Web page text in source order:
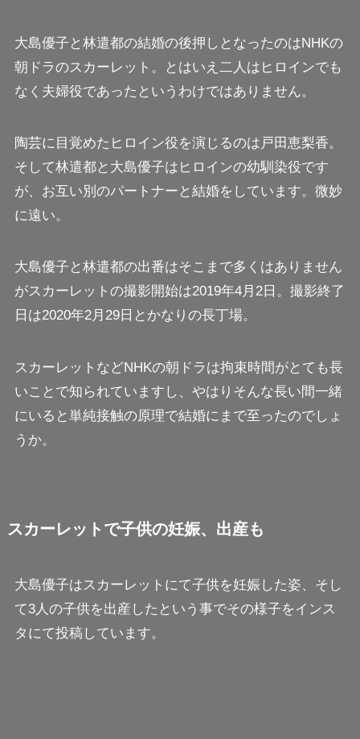
大島優子と林遣都の結婚の後押しとなったのはNHKの
朝ドラのスカーレット。とはいえ二人はヒロインでも
なく夫婦役であったというわけではありません。
陶芸に目覚めたヒロイン役を演じるのは戸田恵梨香。
そして林遣都と大島優子はヒロインの幼馴染役です
が、お互い別のパートナーと結婚をしています。微妙
に遠い。
大島優子と林遣都の出番はそこまで多くはありません
がスカーレットの撮影開始は2019年4月2日。撮影終了
日は2020年2月29日とかなりの長丁場。
スカーレットなどNHKの朝ドラは拘束時間がとても長
いことで知られていますし、やはりそんな長い間一緒
にいると単純接触の原理で結婚にまで至ったのでしょ
うか。
スカーレットで子供の妊娠、出産も
大島優子はスカーレットにて子供を妊娠した姿、そし
て3人の子供を出産したという事でその様子をインス
タにて投稿しています。